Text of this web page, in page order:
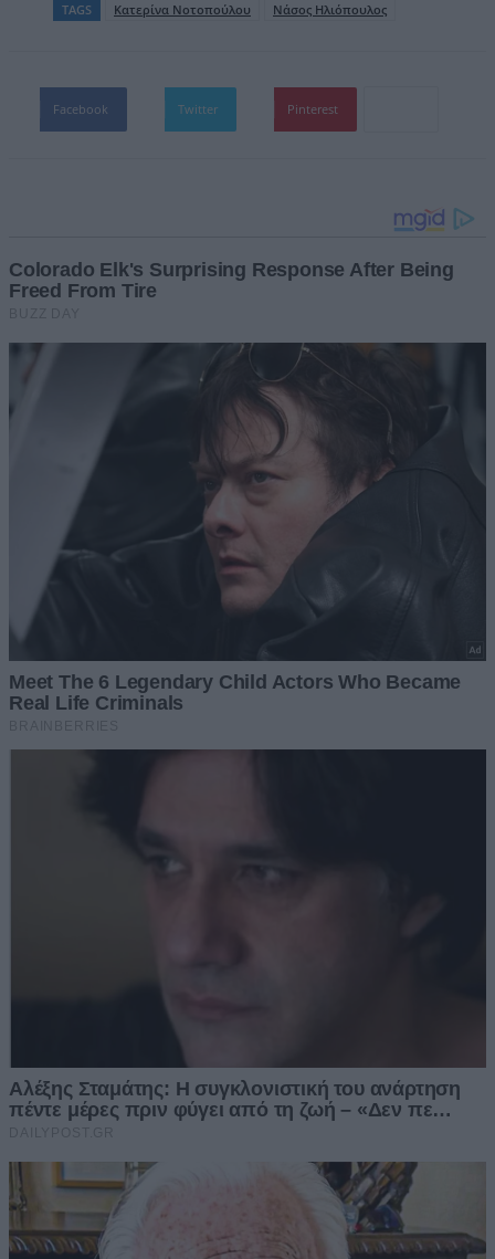
TAGS Κατερίνα Νοτοπούλου Νάσος Ηλιόπουλος
Facebook Twitter Pinterest